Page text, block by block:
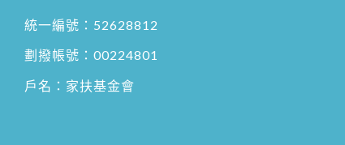
統一編號：52628812
劃撥帳號：00224801
戶名：家扶基金會